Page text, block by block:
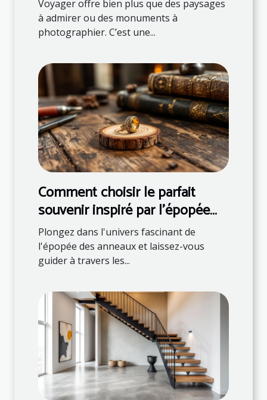
Voyager offre bien plus que des paysages
à admirer ou des monuments à
photographier. C’est une...
Comment choisir le parfait
souvenir inspiré par l'épopée
des anneaux ?
Plongez dans l'univers fascinant de
l'épopée des anneaux et laissez-vous
guider à travers les...